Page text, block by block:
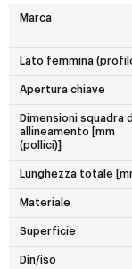
Marca
Lato femmina
Apertura chiave
Dimensioni squadra
allineamento [mm
(pollici)]
Lunghezza totale
Materiale
Superficie
Din/iso